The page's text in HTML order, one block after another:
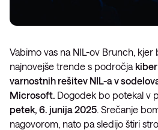
Vabimo vas na NIL-ov Brunch,
najnovejše trende s področja
varnostnih rešitev NIL-a v
Microsoft. Dogodek bo potekal v
petek, 6. junija 2025. Srečanje
nagovorom, nato pa sledijo štiri